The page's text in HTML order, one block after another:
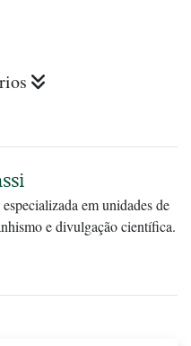
em unidades de
e divulgação científica.